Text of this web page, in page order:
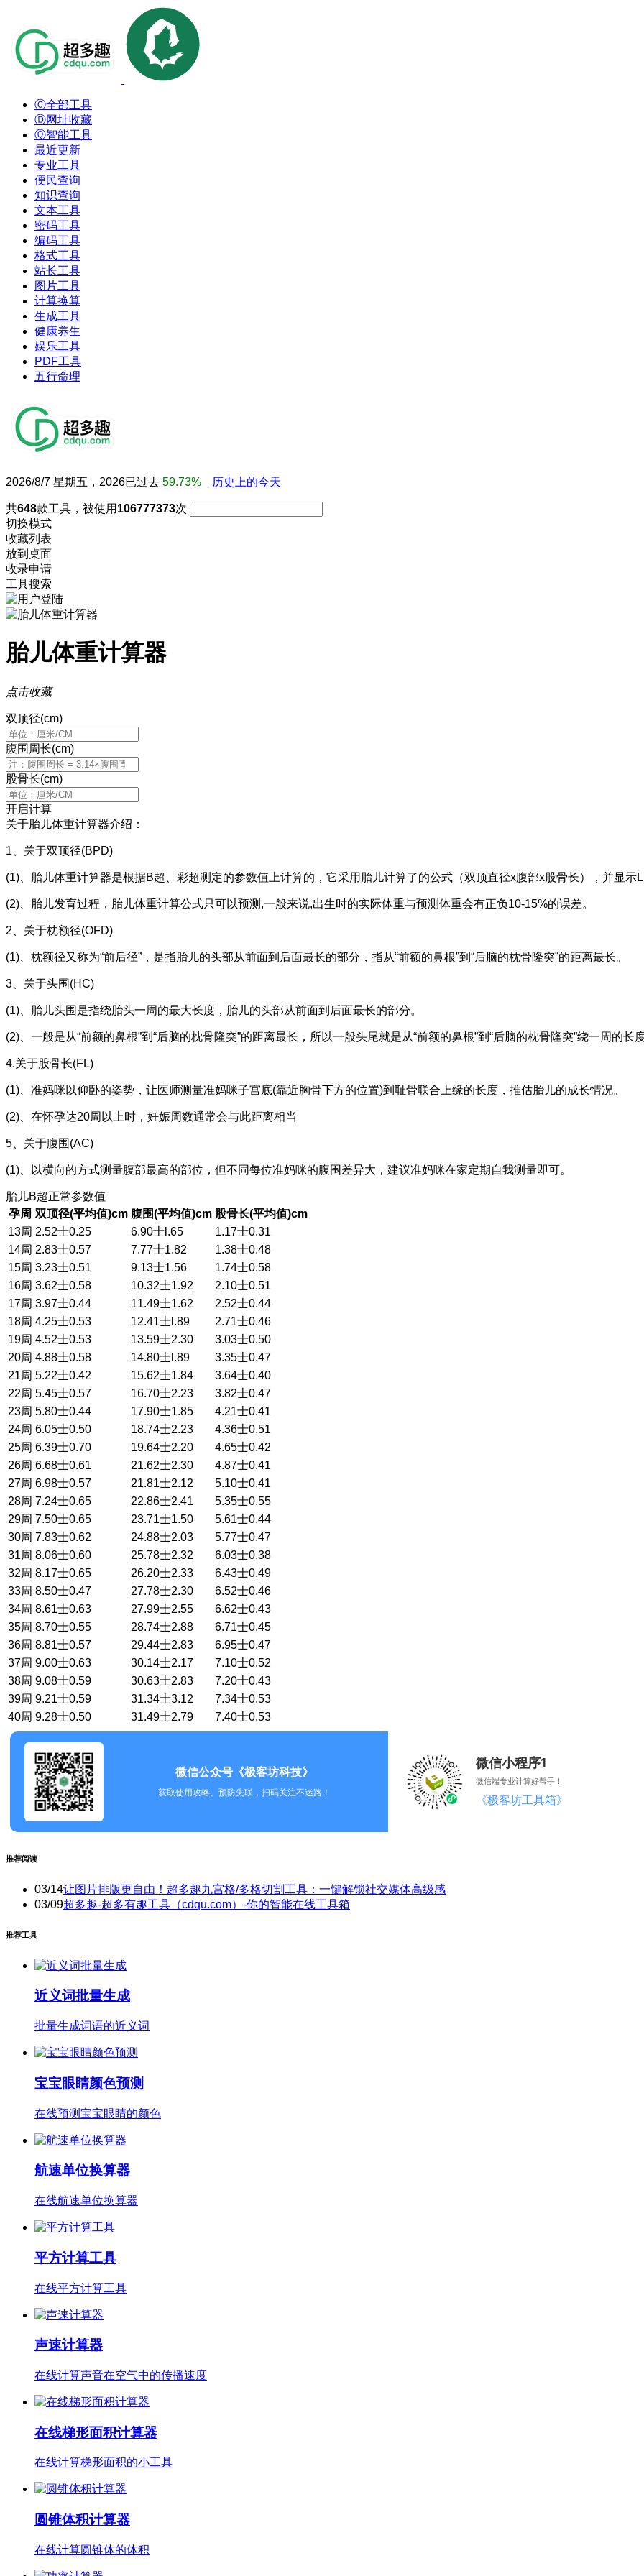
Ⓒ全部工具
Ⓓ网址收藏
Ⓠ智能工具
最近更新
专业工具
便民查询
知识查询
文本工具
密码工具
编码工具
格式工具
站长工具
图片工具
计算换算
生成工具
健康养生
娱乐工具
PDF工具
五行命理
2026/8/7 星期五，2026已过去 59.73% 历史上的今天
共648款工具，被使用 106777373次
切换模式
收藏列表
放到桌面
收录申请
工具搜索
胎儿体重计算器
点击收藏
双顶径(cm)
腹围周长(cm)
股骨长(cm)
开启计算
关于胎儿体重计算器介绍：
1、关于双顶径(BPD)
(1)、胎儿体重计算器是根据B超、彩超测定的参数值上计算的，它采用胎儿计算了的公式（双顶直径x腹部x股骨长），并显示
(2)、胎儿发育过程，胎儿体重计算公式只可以预测,一般来说,出生时的实际体重与预测体重会有正负10-15%的误差。
2、关于枕额径(OFD)
(1)、枕额径又称为“前后径”，是指胎儿的头部从前面到后面最长的部分，指从“前额的鼻根”到“后脑的枕骨隆突”的距离最长。
3、关于头围(HC)
(1)、胎儿头围是指绕胎头一周的最大长度，胎儿的头部从前面到后面最长的部分。
(2)、一般是从“前额的鼻根”到“后脑的枕骨隆突”的距离最长，所以一般头尾就是从“前额的鼻根”到“后脑的枕骨隆突”绕一周的长度
4.关于股骨长(FL)
(1)、准妈咪以仰卧的姿势，让医师测量准妈咪子宫底(靠近胸骨下方的位置)到耻骨联合上缘的长度，推估胎儿的成长情况。
(2)、在怀孕达20周以上时，妊娠周数通常会与此距离相当
5、关于腹围(AC)
(1)、以横向的方式测量腹部最高的部位，但不同每位准妈咪的腹围差异大，建议准妈咪在家定期自我测量即可。
胎儿B超正常参数值
孕周 双顶径(平均值)cm 腹围(平均值)cm 股骨长(平均值)cm
13周 2.52士0.25 6.90士l.65
1.17士0.31
14周 2.83士0.57 7.77士1.82
1.38士0.48
15周 3.23士0.51 9.13士1.56
1.74士0.58
16周 3.62士0.58 10.32士1.92
2.10士0.51
17周 3.97士0.44 11.49士1.62
2.52士0.44
18周 4.25士0.53 12.41士l.89
2.71士0.46
19周 4.52士0.53 13.59士2.30
3.03士0.50
20周 4.88士0.58 14.80士l.89
3.35士0.47
21周 5.22士0.42 15.62士1.84
3.64士0.40
22周 5.45士0.57 16.70士2.23
3.82士0.47
23周 5.80士0.44 17.90士1.85
4.21士0.41
24周 6.05士0.50 18.74士2.23
4.36士0.51
25周 6.39士0.70 19.64士2.20
4.65士0.42
26周 6.68士0.61 21.62士2.30
4.87士0.41
27周 6.98士0.57 21.81士2.12
5.10士0.41
28周 7.24士0.65 22.86士2.41
5.35士0.55
29周 7.50士0.65 23.71士1.50
5.61士0.44
30周 7.83士0.62 24.88士2.03
5.77士0.47
31周 8.06士0.60 25.78士2.32
6.03士0.38
32周 8.17士0.65 26.20士2.33
6.43士0.49
33周 8.50士0.47 27.78士2.30
6.52士0.46
34周 8.61士0.63 27.99士2.55
6.62士0.43
35周 8.70士0.55 28.74士2.88
6.71士0.45
36周 8.81士0.57 29.44士2.83
6.95士0.47
37周 9.00士0.63 30.14士2.17
7.10士0.52
38周 9.08士0.59 30.63士2.83
7.20士0.43
39周 9.21士0.59 31.34士3.12
7.34士0.53
40周 9.28士0.50 31.49士2.79 7.40士0.53
微信公众号《极客坊科技》
获取使用攻略、预防失联，扫码关注不迷路！
微信小程序1
微信端专业计算好帮手！
《极客坊工具箱》
推荐阅读
03/14让图片排版更自由！超多趣九宫格/多格切割工具：一键解锁社交媒体高级感
03/09超多趣-超多有趣工具（cdqu.com）-你的智能在线工具箱
推荐工具
近义词批量生成
批量生成词语的近义词
宝宝眼睛颜色预测
在线预测宝宝眼睛的颜色
航速单位换算器
在线航速单位换算器
平方计算工具
在线平方计算工具
声速计算器
在线计算声音在空气中的传播速度
在线梯形面积计算器
在线计算梯形面积的小工具
圆锥体积计算器
在线计算圆锥体的体积